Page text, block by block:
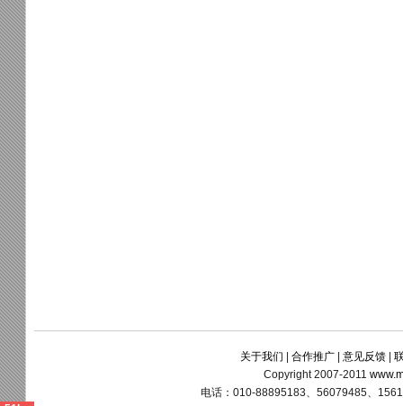
关于我们 合作推广| 意见反馈|
Copyright 2007-2011
电话：010-88895183、56079485、